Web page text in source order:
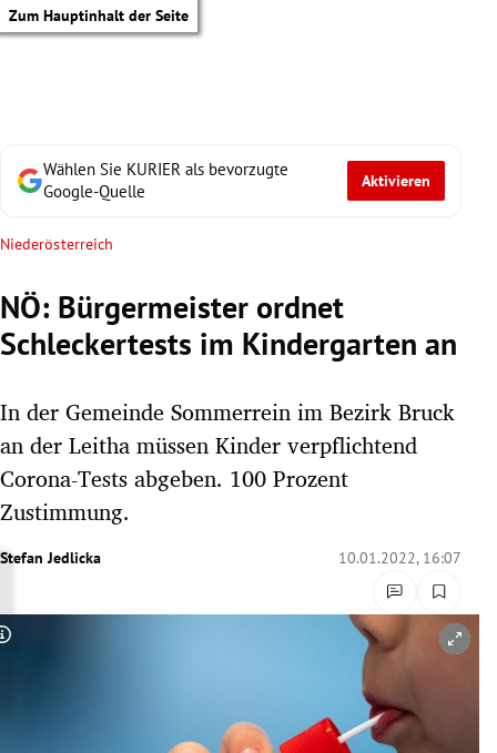
Zum Hauptinhalt der Seite
Untermenü
Untermenü
Untermenü
Wählen Sie KURIER als bevorzugte
Google-Quelle
Aktivieren
Niederösterreich
NÖ: Bürgermeister ordnet
Schleckertests im Kindergarten an
In der Gemeinde Sommerrein im Bezirk Bruck
an der Leitha müssen Kinder verpflichtend
Corona-Tests abgeben. 100 Prozent
Zustimmung.
Stefan Jedlicka 10.01.2022, 16:07
Copyright-Hinweis öffnen/schließen